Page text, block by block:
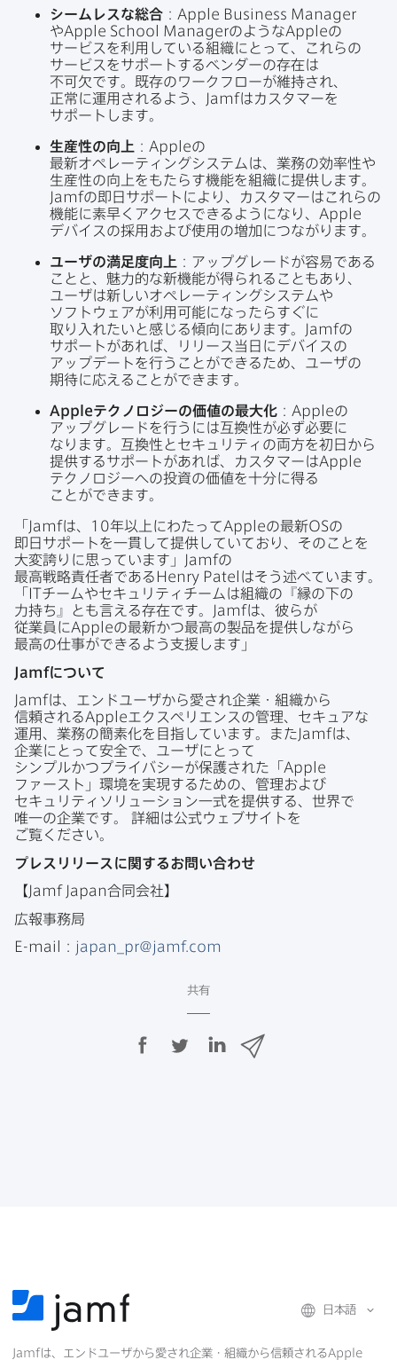
シームレス な総合 ： Apple Business Manager
やApple School ManagerのようなAppleの​
サービスを​利用している​組織に​とって、​これらの​
サービスを​サポートする​ベンダーの​存在は​
不可欠です。​既存の​ワークフローが​維持され、​
正常に​運用される​よう、
Jamfは​カスタマーを​
サポートします。
生産性の向上 ： Appleの​
最新オペレーティングシステムは、​業務の​効率性や​
生産性の​向上を​もたらす機能を​組織に​提供します。
Jamfの​即日サポートに​より、​カスタマーは​これらの​
機能に​素早く​アクセスできるようになり、 Apple
デバイスの​採用および​使用の​増加に​つながります。
ユーザの満足度向上 ：アップグレードが​容易である​
ことと、​魅力的な​新機能が​得られる​ことも​あり、​
ユーザは​新しい​オペレーティングシステムや​
ソフトウェアが​利用​可能に​なったら​すぐに​
取り入れたいと​感じる​傾向に​あります。
Jamfの​
サポートが​あれば、​リリース当日に​デバイスの​
アップデートを​行うことができる​ため、​ユーザの​
期待に​応える​ことができます。
Appleテクノロジーの価値の最大化 ： Appleの​
アップグレードを​行うには​互換性が​必ず必要に​
なります。​互換性と​セキュリティの​両方を​初日から​
提供する​サポートが​あれば、​カスタマーはApple
テクノロジーへの​投資の​価値を​十分に​得る​
ことができます。
「 Jamfは、 10年以上に​わたってAppleの​最新OSの​
即日サポートを​一貫して​提供していており、​その​ことを​
大変誇りに​思っています」
Jamfの​
最高戦略責任者である Henry Patel は​そう​述べています。​
「
ITチームや​セキュリティチームは​組織の​『縁の​下の​
力持ち』とも​言える​存在です。
Jamfは、​彼らが​
従業員にAppleの​最新かつ​最高の​製品を​提供しながら​
最高の​仕事が​できるよう​支援します」
Jamfに​ついて
Jamfは、​エンドユーザから​愛され企業・組織から​
信頼されるAppleエクスペリエンスの​管理、​セキュアな​
運用、​業務の​簡素化を​目指しています。​また Jamfは、​
企業に​とって​安全で、​ユーザに​とって​
シンプルかつプライバシーが​保護された​「 Apple
ファースト」環境を​実現する​ための、​管理および​
セキュリティソリューション一式を​提供する、​世界で​
唯一の​企業です。
詳細は​公式ウェブサイトを​
ご覧ください。
プレスリリースに​関する​お問い​合わせ
【 Jamf Japan合同会社】
広報事務局
E-mail
： japan_pr@jamf. com
共有
w
日本語
Jamfは、​エンドユーザから​愛され企業・組織から​信頼されるApple